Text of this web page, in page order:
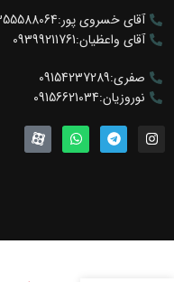
آقای خسروی پور:09355588064
آقای واعظیان:09399211761
صفری:09154237289
نوروزیان:09156621034